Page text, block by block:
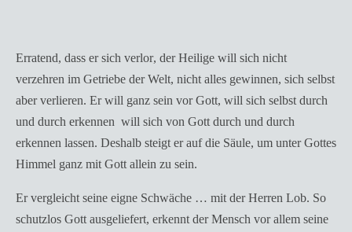
Erratend, dass er sich verlor, der Heilige will sich nicht
verzehren im Getriebe der Welt, nicht alles gewinnen, sich selbst
aber verlieren. Er will ganz sein vor Gott, will sich selbst durch
und durch erkennen  will sich von Gott durch und durch
erkennen lassen. Deshalb steigt er auf die Säule, um unter Gottes
Himmel ganz mit Gott allein zu sein.
Er vergleicht seine eigne Schwäche … mit der Herren Lob. So
schutzlos Gott ausgeliefert, erkennt der Mensch vor allem seine